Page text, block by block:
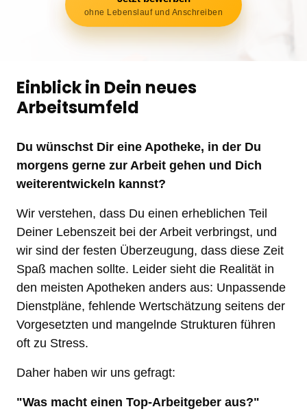
ohne Lebenslauf und Anschreiben
Einblick in Dein neues
Arbeitsumfeld
Du wünschst Dir eine Apotheke, in der Du
morgens gerne zur Arbeit gehen und Dich
weiterentwickeln kannst?
Wir verstehen, dass Du einen erheblichen Teil
Deiner Lebenszeit bei der Arbeit verbringst, und
wir sind der festen Überzeugung, dass diese Zeit
Spaß machen sollte. Leider sieht die Realität in
den meisten Apotheken anders aus: Unpassende
Dienstpläne, fehlende Wertschätzung seitens der
Vorgesetzten und mangelnde Strukturen führen
oft zu Stress.
Daher haben wir uns gefragt:
"Was macht einen Top-Arbeitgeber aus?"